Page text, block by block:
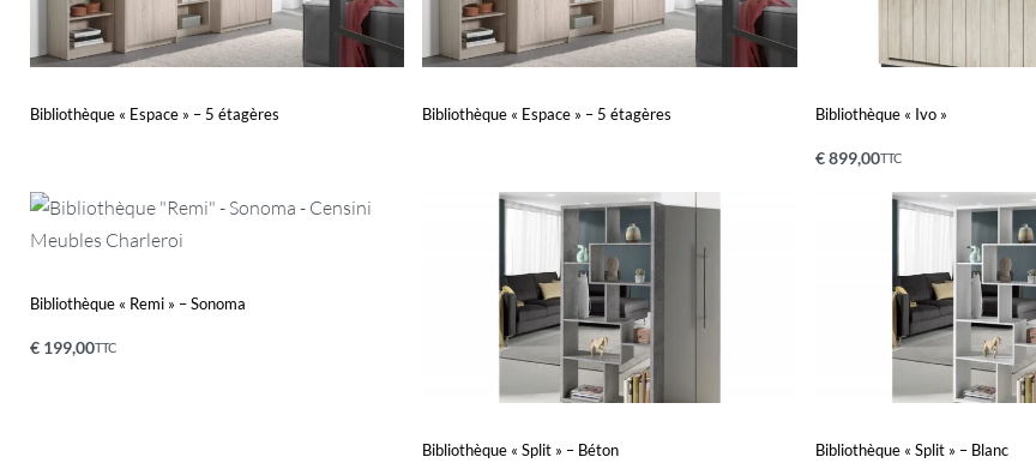
Bibliothèque « Espace » – 5 étagères Bibliothèque « Espace » – 5 étagères
APERÇU
Bibliothèque « Ivo »
€899,00TTC
APERÇU
Bibliothèque « Remi » – Sonoma
€ 199,00TTC
Bibliothèque « Split » – Béton Bibliothèque « Split » – Blanc